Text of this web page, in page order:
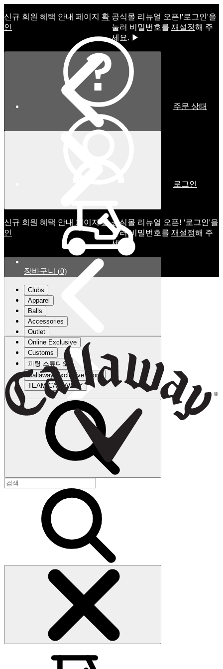
신규 회원 혜택 안내 페이지 확
인
공식몰 리뉴얼 오픈!ㅤ'로그인'을
눌러 비밀번호를 재설정해 주
세요. ▶
신규 회원 혜택 안내 페이지확
인
공식몰 리뉴얼 오픈! '로그인'을
눌러 비밀번호를 재설정해 주
세요.
주문 상태
로그인
장바구니 (0)
Clubs
Apparel
Balls
Accessories
Outlet
Online Exclusive
Customs
피팅 스튜디오
Callaway Exclusive Store
TEAM CALLAWAY